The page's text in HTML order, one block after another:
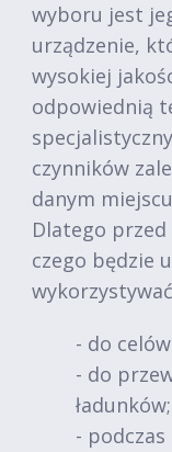
wyboru jest
urządzenie,
wysokiej
odpowiednią
czynników
danym
Dlatego
czego będzie
- do
- do
ładunków;
-